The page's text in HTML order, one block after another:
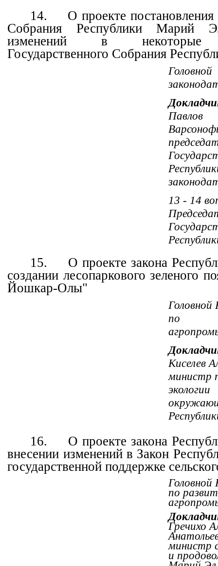
14.
О проекте постановления
Собрания Республики Марий
изменений в некоторые
Государственного Собрания
13 - 14
15.
О проекте закона
создании лесопаркового зеленого
Йошкар-Олы"
по
Киселев
министр
16.
О проекте закона
внесении изменений в Закон
государственной поддержке
по
Гречихо
министр
и